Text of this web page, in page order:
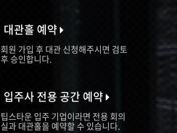
대관홀 예약
회원 가입 후 대관 신청해주시면 검토
후 승인합니다.
입주사 전용 공간 예약
팁스타운 입주 기업이라면 전용 회의
실과 대관홀을 예약할 수 있습니다.